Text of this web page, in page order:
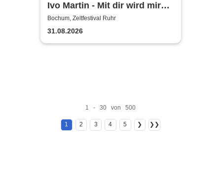
Ivo Martin - Mit dir wird mir
warm Tour 2026
Bochum, Zeltfestival Ruhr
31.08.2026
1 - 30 von 500
1 2 3 4 5 ❯ ❯❯